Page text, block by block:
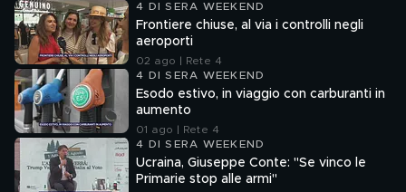
4 DI SERA WEEKEND
Frontiere chiuse, al via i controlli negli
aeroporti
02 ago | Rete 4
4 DI SERA WEEKEND
Esodo estivo, in viaggio con carburanti in
aumento
01 ago | Rete 4
4 DI SERA WEEKEND
Ucraina, Giuseppe Conte: "Se vinco le
Primarie stop alle armi"